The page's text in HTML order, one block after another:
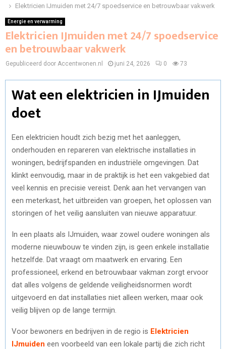
Elektricien IJmuiden met 24/7 spoedservice en betrouwbaar vakwerk
Energie en verwarming
Elektricien IJmuiden met 24/7 spoedservice
en betrouwbaar vakwerk
Gepubliceerd door Accentwonen.nl juni 24, 2026 0 73
Wat een elektricien in IJmuiden
doet
Een elektricien houdt zich bezig met het aanleggen,
onderhouden en repareren van elektrische installaties in
woningen, bedrijfspanden en industriële omgevingen. Dat
klinkt eenvoudig, maar in de praktijk is het een vakgebied dat
veel kennis en precisie vereist. Denk aan het vervangen van
een meterkast, het uitbreiden van groepen, het oplossen van
storingen of het veilig aansluiten van nieuwe apparatuur.
In een plaats als IJmuiden, waar zowel oudere woningen als
moderne nieuwbouw te vinden zijn, is geen enkele installatie
hetzelfde. Dat vraagt om maatwerk en ervaring. Een
professioneel, erkend en betrouwbaar vakman zorgt ervoor
dat alles volgens de geldende veiligheidsnormen wordt
uitgevoerd en dat installaties niet alleen werken, maar ook
veilig blijven op de lange termijn.
Voor bewoners en bedrijven in de regio is Elektricien
IJmuiden een voorbeeld van een lokale partij die zich richt